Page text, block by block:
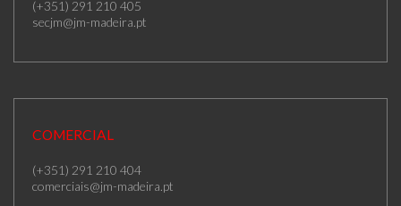
(+351) 291 210 405
secjm@jm-madeira.pt
COMERCIAL
(+351) 291 210 404
comerciais@jm-madeira.pt